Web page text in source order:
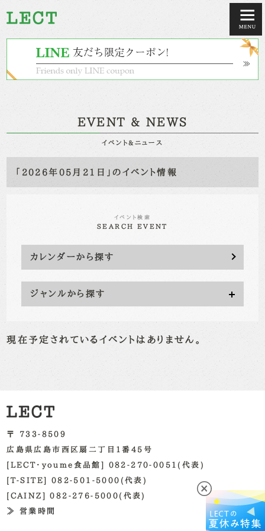
EVENT & NEWS
イベント&ニュース
「2026年05月21日」のイベント情報
イベント検索
SEARCH EVENT
カレンダーから探す
ジャンルから探す
現在予定されているイベントはありません。
〒 733-8509
広島県広島市西区扇二丁目1番45号
[LECT・youme食品館] 082-270-0051(代表)
[T-SITE] 082-501-5000(代表)
[CAINZ] 082-276-5000(代表)
≫ 営業時間